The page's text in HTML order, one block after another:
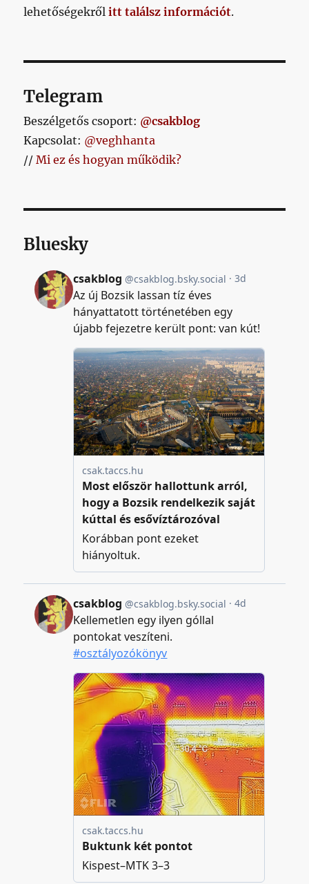
lehetőségekrőlitt találsz információt.
Telegram
Beszélgetős csoport: @csakblog
Kapcsolat: @veghhanta
//Mi ez és hogyan működik?
Bluesky